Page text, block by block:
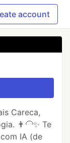
account
Careca,
👨‍🦲✨ Te
IA (de